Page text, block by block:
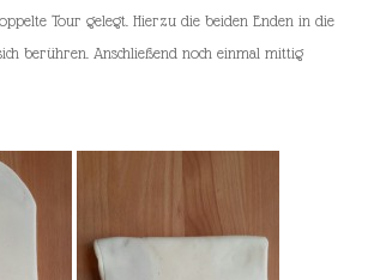
Tour gelegt. Hierzu die beiden Enden in die
berühren. Anschließend noch einmal mittig